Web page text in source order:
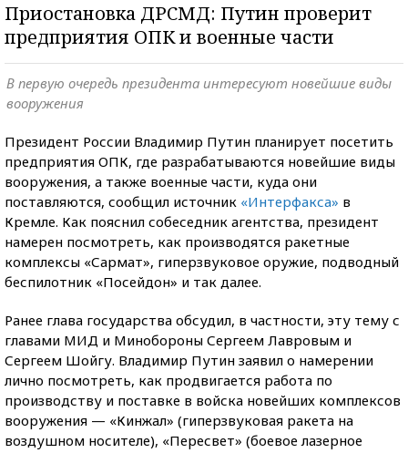
Приостановка ДРСМД: Путин проверит
предприятия ОПК и военные части
В первую очередь президента интересуют новейшие виды
вооружения
Президент России Владимир Путин планирует посетить
предприятия ОПК, где разрабатываются новейшие виды
вооружения, а также военные части, куда они
поставляются, сообщил источник «Интерфакса» в
Кремле. Как пояснил собеседник агентства, президент
намерен посмотреть, как производятся ракетные
комплексы «Сармат», гиперзвуковое оружие, подводный
беспилотник «Посейдон» и так далее.
Ранее глава государства обсудил, в частности, эту тему с
главами МИД и Минобороны Сергеем Лавровым и
Сергеем Шойгу. Владимир Путин заявил о намерении
лично посмотреть, как продвигается работа по
производству и поставке в войска новейших комплексов
вооружения — «Кинжал» (гиперзвуковая ракета на
воздушном носителе), «Пересвет» (боевое лазерное